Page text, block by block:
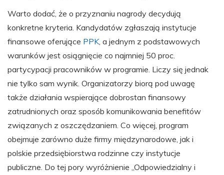
Warto dodać, że o przyznaniu nagrody decydują
konkretne kryteria. Kandydatów zgłaszają instytucje
finansowe oferujące PPK , a jednym z podstawowych
warunków jest osiągnięcie co najmniej 50 proc.
partycypacji pracowników w programie. Liczy się jednak
nie tylko sam wynik. Organizatorzy biorą pod uwagę
także działania wspierające dobrostan finansowy
zatrudnionych oraz sposób komunikowania benefitów
związanych z oszczędzaniem. Co więcej, program
obejmuje zarówno duże firmy międzynarodowe, jak i
polskie przedsiębiorstwa rodzinne czy instytucje
publiczne. Do tej pory wyróżnienie „Odpowiedzialny i